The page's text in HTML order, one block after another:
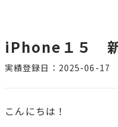
iPhone１５
実績登録日：2025-06-17
こんにちは！